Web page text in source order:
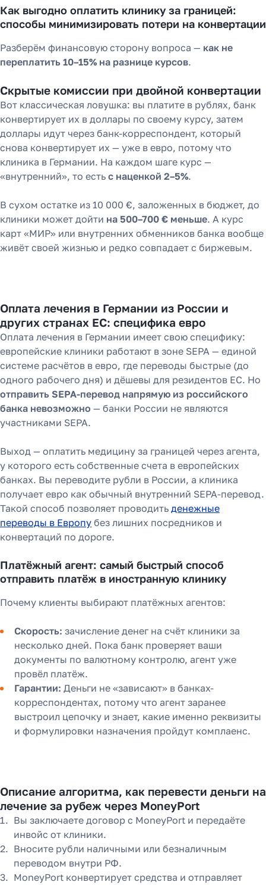
Как выгодно оплатить клинику за границей:
способы минимизировать потери на конвертации
Разберём финансовую сторону вопроса — как не
переплатить 10–15% на разнице курсов.
Скрытые комиссии при двойной конвертации
Вот классическая ловушка: вы платите в рублях, банк
конвертирует их в доллары по своему курсу, затем
доллары идут через банк-корреспондент, который
снова конвертирует их — уже в евро, потому что
клиника в Германии. На каждом шаге курс —
«внутренний», то есть с наценкой 2–5%.
В сухом остатке из 10 000 €, заложенных в бюджет, до
клиники может дойти на 500–700 € меньше. А курс
карт «МИР» или внутренних обменников банка вообще
живёт своей жизнью и редко совпадает с биржевым.
Оплата лечения в Германии из России и
других странах ЕС: специфика евро
Оплата лечения в Германии имеет свою специфику:
европейские клиники работают в зоне SEPA — единой
системе расчётов в евро, где переводы быстрые (до
одного рабочего дня) и дёшевы для резидентов ЕС. Но
отправить SEPA-перевод напрямую из российского
банка невозможно — банки России не являются
участниками SEPA.
Выход — оплатить медицину за границей через агента,
у которого есть собственные счета в европейских
банках. Вы переводите рубли в России, а клиника
получает евро как обычный внутренний SEPA-перевод.
Такой способ позволяет проводить денежные
переводы в Европу без лишних посредников и
конвертаций по дороге.
Платёжный агент: самый быстрый способ
отправить платёж в иностранную клинику
Почему клиенты выбирают платёжных агентов:
Скорость: зачисление денег на счёт клиники за
несколько дней. Пока банк проверяет ваши
документы по валютному контролю, агент уже
провёл платёж.
Гарантии: Деньги не «зависают» в банках-
корреспондентах, потому что агент заранее
выстроил цепочку и знает, какие именно реквизиты
и формулировки назначения пройдут комплаенс.
Описание алгоритма, как перевести деньги на
лечение за рубеж через MoneyPort
Вы заключаете договор с MoneyPort и передаёте
инвойс от клиники.
Вносите рубли наличными или безналичным
переводом внутри РФ.
MoneyPort конвертирует средства и отправляет